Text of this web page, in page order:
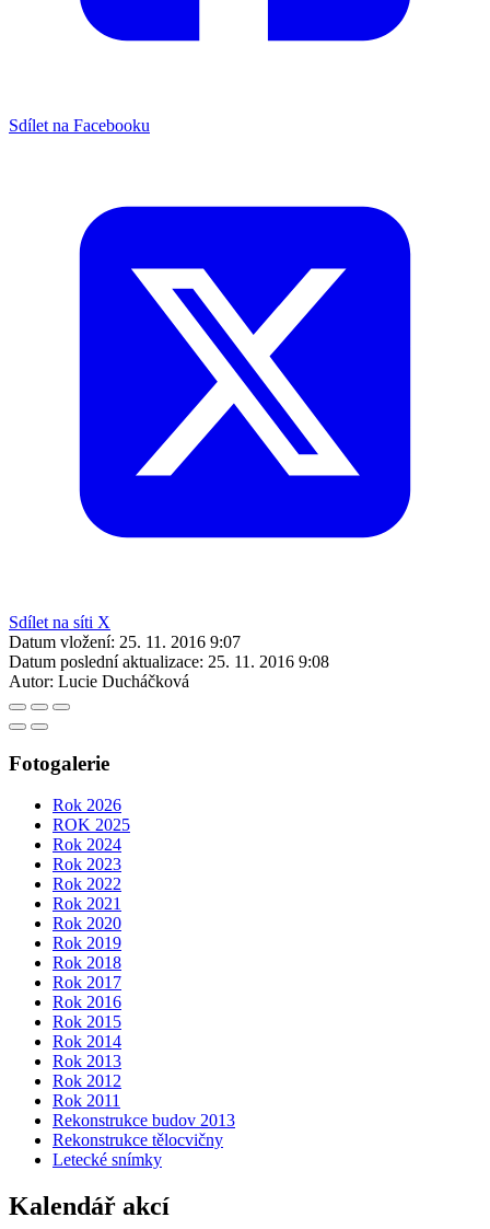
Sdílet na Facebooku
Sdílet na síti X
Datum vložení: 25. 11. 2016 9:07
Datum poslední aktualizace: 25. 11. 2016 9:08
Autor: Lucie Ducháčková
Fotogalerie
Rok 2026
ROK 2025
Rok 2024
Rok 2023
Rok 2022
Rok 2021
Rok 2020
Rok 2019
Rok 2018
Rok 2017
Rok 2016
Rok 2015
Rok 2014
Rok 2013
Rok 2012
Rok 2011
Rekonstrukce budov 2013
Rekonstrukce tělocvičny
Letecké snímky
Kalendář akcí